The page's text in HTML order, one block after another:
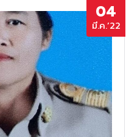
04
มี.ค.’22